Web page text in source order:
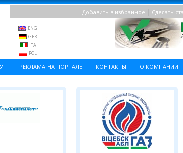
Добавить в избранное Сделать
ENG
GER
ITA
POL
РЕКЛАМА НА ПОРТАЛЕ КОНТАКТЫ О КОМПАНИИ